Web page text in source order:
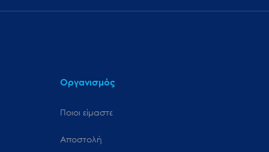
Οργανισμός
Ποιοι είμαστε
Αποστολή